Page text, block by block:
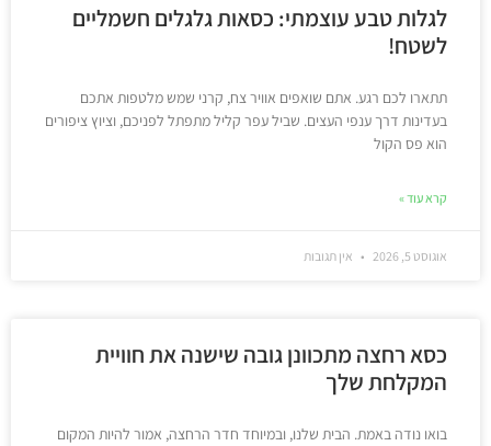
לגלות טבע עוצמתי: כסאות גלגלים חשמליים
לשטח!
תתארו לכם רגע. אתם שואפים אוויר צח, קרני שמש מלטפות אתכם
בעדינות דרך ענפי העצים. שביל עפר קליל מתפתל לפניכם, וציוץ ציפורים
הוא פס הקול
קרא עוד »
אוגוסט 5, 2026 אין תגובות
כסא רחצה מתכוונן גובה שישנה את חוויית
המקלחת שלך
בואו נודה באמת. הבית שלנו, ובמיוחד חדר הרחצה, אמור להיות המקום